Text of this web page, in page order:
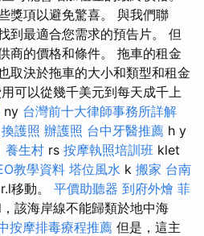
獎項以避免驚喜。 與我們聯
到最適合您需求的預告片。 但
商的價格和條件。 拖車的租金
取決於拖車的大小和類型和租金
可以從幾千美元到每天成千上
ny 台灣前十大律師事務所詳解
換護照 辦護照 台中牙醫推薦 h y
養生村 rs 按摩執照培訓班 klet
教學資料 塔位風水 k 搬家 台南
r.l移動。 平價助聽器 到府外燴 菲
該海岸線不能歸類於地中海
按摩排毒療程推薦 但是，這主